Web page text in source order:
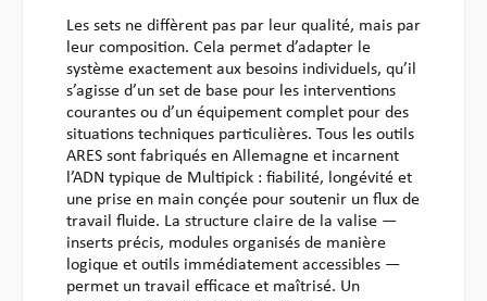
Les sets ne diffèrent pas par leur qualité, mais par
leur composition. Cela permet d’adapter le
système exactement aux besoins individuels, qu’il
s’agisse d’un set de base pour les interventions
courantes ou d’un équipement complet pour des
situations techniques particulières. Tous les outils
ARES sont fabriqués en Allemagne et incarnent
l’ADN typique de Multipick : fiabilité, longévité et
une prise en main conçée pour soutenir un flux de
travail fluide. La structure claire de la valise —
inserts précis, modules organisés de manière
logique et outils immédiatement accessibles —
permet un travail efficace et maîtrisé. Un